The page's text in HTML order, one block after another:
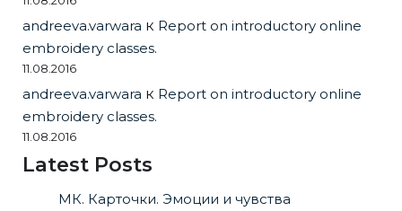
andreeva.varwara к Report on introductory online
embroidery classes.
11.08.2016
andreeva.varwara к Report on introductory online
embroidery classes.
11.08.2016
Latest Posts
МК. Карточки. Эмоции и чувства